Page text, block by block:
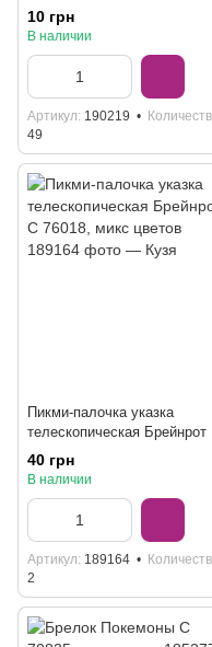
10 грн
В наличии
Артикул 190219
49
Пикми-палочка указка
телескопическая Брейнрот
76018, микс цветов
40 грн
В наличии
Артикул 189164
2